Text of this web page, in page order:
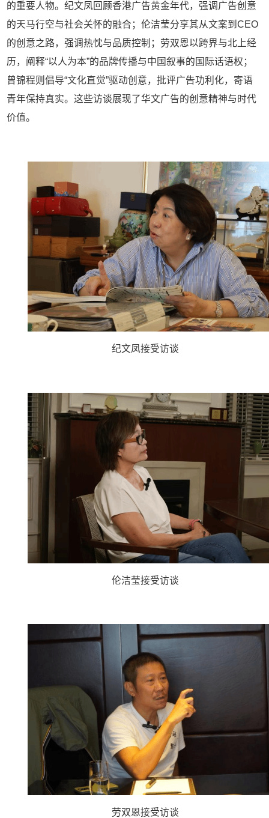
的重要人物。纪文凤回顾香港广告黄金年代，强调广告创意
的天马行空与社会关怀的融合；伦洁莹分享其从文案到CEO
的创意之路，强调热忱与品质控制；劳双恩以跨界与北上经
历，阐释“以人为本”的品牌传播与中国叙事的国际话语权；
曾锦程则倡导“文化直觉”驱动创意，批评广告功利化，寄语
青年保持真实。这些访谈展现了华文广告的创意精神与时代
价值。
纪文凤接受访谈
伦洁莹接受访谈
劳双恩接受访谈